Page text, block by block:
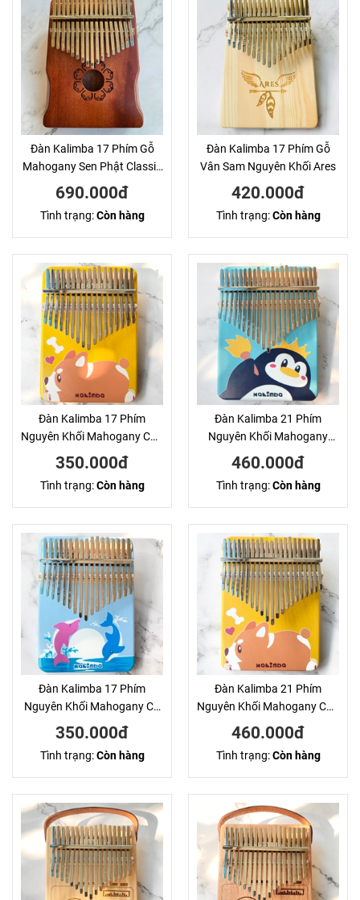
Đàn Kalimba 17 Phím Gỗ
Mahogany Sen Phật Classic
Andrew KaLinh
690.000đ
Tình trạng:Còn hàng
Đàn Kalimba 17 Phím Gỗ
Vân Sam Nguyên Khối Ares
420.000đ
Tình trạng:Còn hàng
Đàn Kalimba 17 Phím
Nguyên Khối Mahogany Cún
Vàng KaLinh
350.000đ
Tình trạng:Còn hàng
Đàn Kalimba 21 Phím
Nguyên Khối Mahogany
Cánh Cụt Xanh KaLinh
460.000đ
Tình trạng:Còn hàng
Đàn Kalimba 17 Phím
Nguyên Khối Mahogany Cá
Voi Xanh KaLinh
350.000đ
Tình trạng:Còn hàng
Đàn Kalimba 21 Phím
Nguyên Khối Mahogany Cún
Vàng KaLinh
460.000đ
Tình trạng:Còn hàng